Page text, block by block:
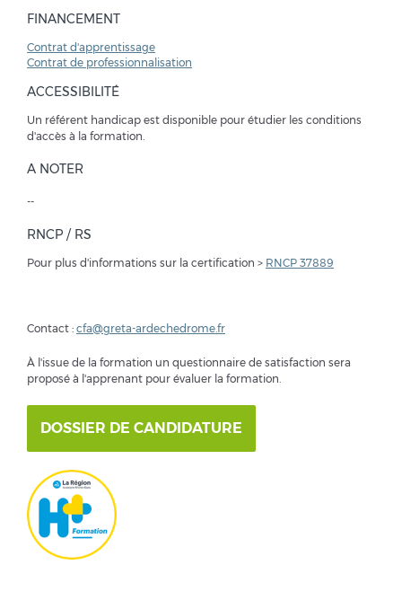
FINANCEMENT
Contrat d'apprentissage
Contrat de professionnalisation
ACCESSIBILITÉ
Un référent handicap est disponible pour étudier les conditions
d'accès à la formation.
A NOTER
--
RNCP / RS
Pour plus d'informations sur la certification > RNCP 37889
Contact : cfa@greta-ardechedrome.fr
À l'issue de la formation un questionnaire de satisfaction sera
proposé à l'apprenant pour évaluer la formation.
DOSSIER DE CANDIDATURE